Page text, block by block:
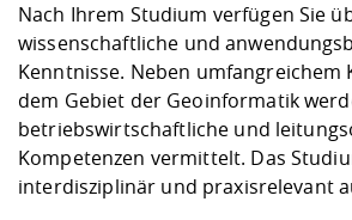
Nach Ihrem Studium verfügen Sie
wissenschaftliche und
Kenntnisse. Neben umfangreichem
dem Gebiet der Geoinformatik
betriebswirtschaftliche und
Kompetenzen vermittelt. Das
interdisziplinär und praxisrelevant